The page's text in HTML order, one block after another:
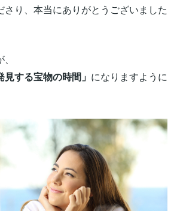
さり、本当にありがとうございました
見する宝物の時間」 になりますように